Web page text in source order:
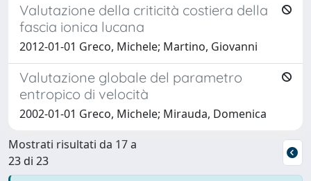
Valutazione della criticità costiera della
fascia ionica lucana
2012-01-01 Greco, Michele; Martino, Giovanni
Valutazione globale del parametro
entropico di velocità
2002-01-01 Greco, Michele; Mirauda, Domenica
Mostrati risultati da 17 a
23 di 23